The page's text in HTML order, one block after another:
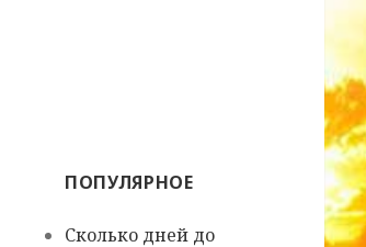
ПОПУЛЯРНОЕ
Сколько дней до